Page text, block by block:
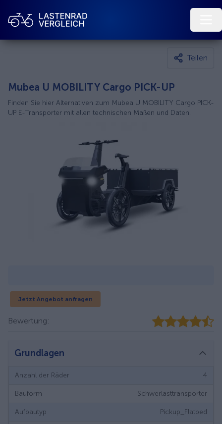
Teilen
Mubea U MOBILITY Cargo PICK-UP
Finden Sie hier Alternativen zum Mubea U MOBILITY Cargo PICK-
UP E-Transporter mit allen technischen Maßen und Daten.
Jetzt Angebot anfragen
Bewertung:
Grundlagen
Anzahl der Räder 4
Bauform Schwerlasttransporter
Aufbautyp Pickup_Flatbed